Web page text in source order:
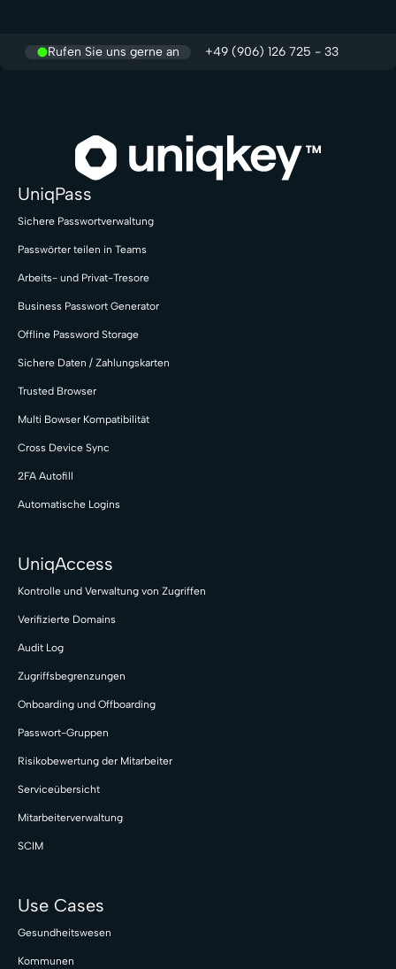
Rufen Sie uns gerne an +49 (906) 126 725 - 33
UniqPass
Sichere Passwortverwaltung
Passwörter teilen in Teams
Arbeits- und Privat-Tresore
Business Passwort Generator
Offline Password Storage
Sichere Daten / Zahlungskarten
Trusted Browser
Multi Bowser Kompatibilität
Cross Device Sync
2FA Autofill
Automatische Logins
UniqAccess
Kontrolle und Verwaltung von Zugriffen
Verifizierte Domains
Audit Log
Zugriffsbegrenzungen
Onboarding und Offboarding
Passwort-Gruppen
Risikobewertung der Mitarbeiter
Serviceübersicht
Mitarbeiterverwaltung
SCIM
Use Cases
Gesundheitswesen
Kommunen